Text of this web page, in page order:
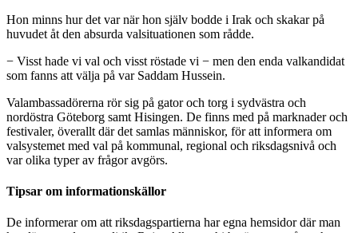
Hon minns hur det var när hon själv bodde i Irak och skakar på
huvudet åt den absurda valsituationen som rådde.
− Visst hade vi val och visst röstade vi − men den enda valkandidat
som fanns att välja på var Saddam Hussein.
Valambassadörerna rör sig på gator och torg i sydvästra och
nordöstra Göteborg samt Hisingen. De finns med på marknader och
festivaler, överallt där det samlas människor, för att informera om
valsystemet med val på kommunal, regional och riksdagsnivå och
var olika typer av frågor avgörs.
Tipsar om informationskällor
De informerar om att riksdagspartierna har egna hemsidor där man